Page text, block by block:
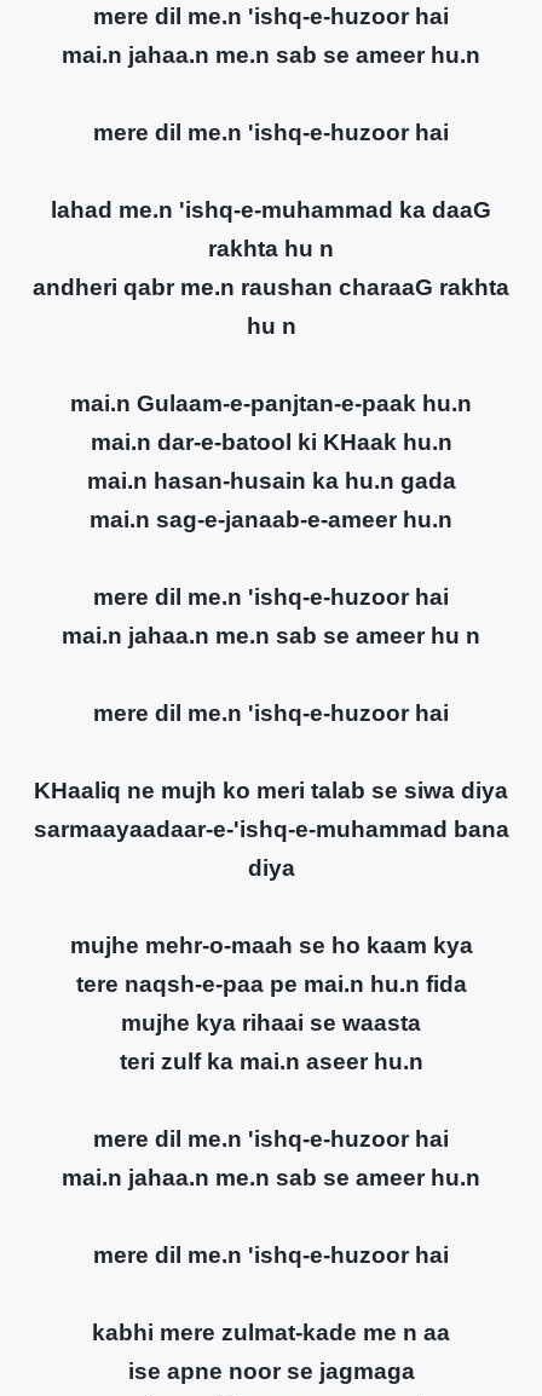
mere dil me.n 'ishq-e-huzoor hai
mai.n jahaa.n me.n sab se ameer hu.n
mere dil me.n 'ishq-e-huzoor hai
lahad me.n 'ishq-e-muhammad ka daaG
rakhta hu n
andheri qabr me.n raushan charaaG rakhta
hu n
mai.n Gulaam-e-panjtan-e-paak hu.n
mai.n dar-e-batool ki KHaak hu.n
mai.n hasan-husain ka hu.n gada
mai.n sag-e-janaab-e-ameer hu.n
mere dil me.n 'ishq-e-huzoor hai
mai.n jahaa.n me.n sab se ameer hu n
mere dil me.n 'ishq-e-huzoor hai
KHaaliq ne mujh ko meri talab se siwa diya
sarmaayaadaar-e-'ishq-e-muhammad bana
diya
mujhe mehr-o-maah se ho kaam kya
tere naqsh-e-paa pe mai.n hu.n fida
mujhe kya rihaai se waasta
teri zulf ka mai.n aseer hu.n
mere dil me.n 'ishq-e-huzoor hai
mai.n jahaa.n me.n sab se ameer hu.n
mere dil me.n 'ishq-e-huzoor hai
kabhi mere zulmat-kade me n aa
ise apne noor se jagmaga